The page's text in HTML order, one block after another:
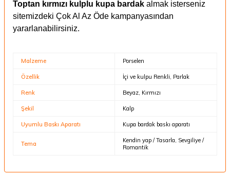
Toptan kırmızı kulplu kupa bardak almak isterseniz
sitemizdeki Çok Al Az Öde kampanyasından
yararlanabilirsiniz.
Malzeme Porselen
Özellik İçi ve kulpu Renkli, Parlak
Renk Beyaz, Kırmızı
Şekil Kalp
Uyumlu Baskı Aparatı Kupa bardak baskı aparatı
Tema
Kendin yap / Tasarla, Sevgiliye /
Romantik